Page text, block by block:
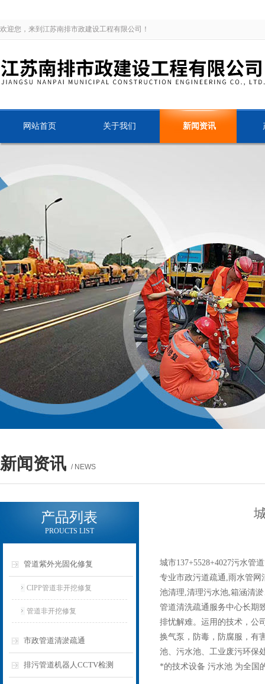
欢迎您，来到江苏南排市政建设工程有限公司！
网站首页 关于我们 新闻资讯
新闻资讯 / NEWS
产品列表
PROUCTS LIST
管道紫外光固化修复
CIPP管道非开挖修复
管道非开挖修复
市政管道清淤疏通
排污管道机器人CCTV检测
城市137+5528+4027污水管
专业市政污道疏通,雨水管网
池清理,清理污水池,箱涵清
管道清洗疏通服务中心长期
排忧解难。运用的技术，公
换气泵，防毒，防腐服，有
池、污水池、工业废污环保
*的技术设备 污水池 为全国